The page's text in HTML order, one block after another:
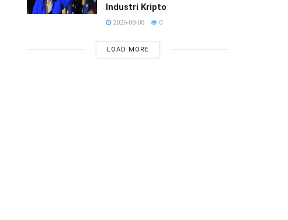
Industri Kripto
2026-08-08 0
LOAD MORE